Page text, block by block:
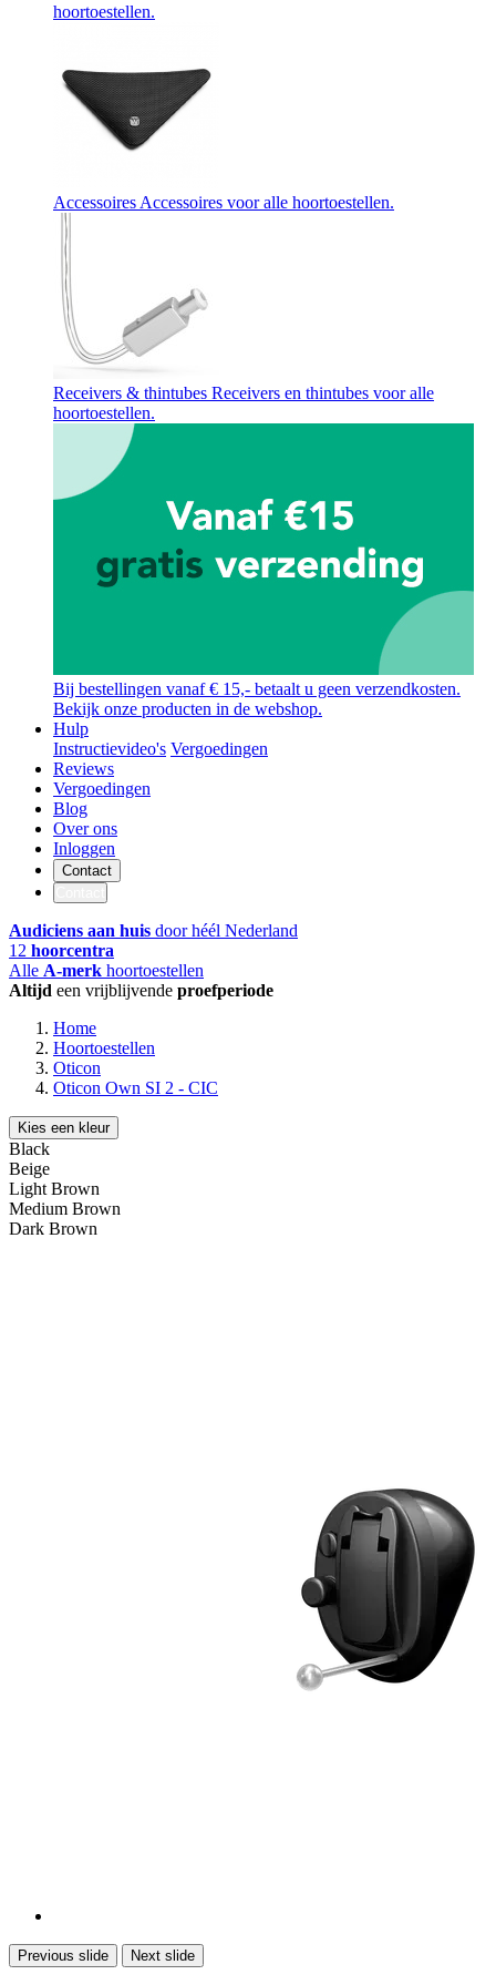
hoortoestellen.
Accessoires Accessoires voor alle hoortoestellen.
Receivers & thintubes Receivers en thintubes voor alle
hoortoestellen.
Bij bestellingen vanaf € 15,- betaalt u geen verzendkosten.
Bekijk onze producten in de webshop.
Hulp
Instructievideo's Vergoedingen
Reviews
Vergoedingen
Blog
Over ons
Inloggen
Contact
Audiciens aan huis door héél Nederland
12 hoorcentra
Alle A-merk hoortoestellen
Altijd een vrijblijvende proefperiode
Home
Hoortoestellen
Oticon
Oticon Own SI 2 - CIC
Kies een kleur
Black
Beige
Light Brown
Medium Brown
Dark Brown
Previous slide Next slide